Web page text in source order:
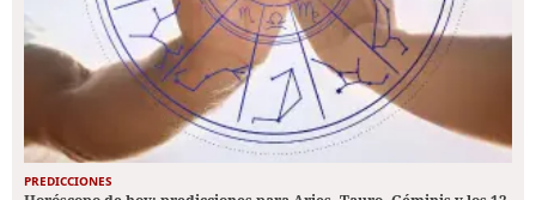
PREDICCIONES